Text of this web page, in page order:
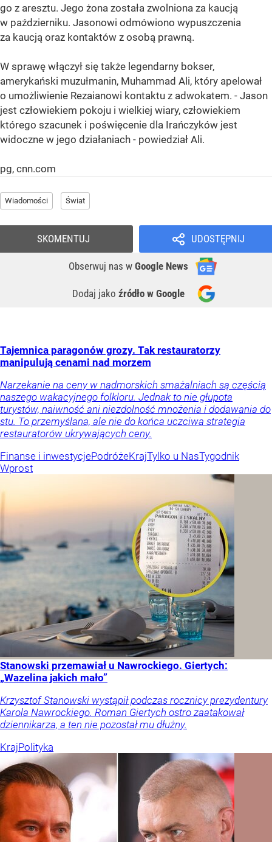
go z aresztu. Jego żona została zwolniona za kaucją
w październiku. Jasonowi odmówiono wypuszczenia
za kaucją oraz kontaktów z osobą prawną.
W sprawę włączył się także legendarny bokser,
amerykański muzułmanin, Muhammad Ali, który apelował
o umożliwienie Rezaianowi kontaktu z adwokatem. - Jason
jest człowiekiem pokoju i wielkiej wiary, człowiekiem
którego szacunek i poświęcenie dla Irańczyków jest
widoczne w jego działaniach - powiedział Ali.
pg, cnn.com
Wiadomości Świat
UDOSTĘPNIJ
Obserwuj nas w Google News
Dodaj jako źródło w Google
SKOMENTUJ
Tajemnica paragonów grozy. Tak restauratorzy
manipulują cenami nad morzem
Narzekanie na ceny w nadmorskich smażalniach są częścią
naszego wakacyjnego folkloru. Jednak to nie głupota
turystów, naiwność ani niezdolność mnożenia i dodawania do
stu. To przemyślana, ale nie do końca uczciwa strategia
restauratorów ukrywających ceny.
Finanse i inwestycjePodróżeKrajTylko u NasTygodnik
Wprost
Stanowski przemawiał u Nawrockiego. Giertych:
„Wazelina jakich mało”
Krzysztof Stanowski wystąpił podczas rocznicy prezydentury
Karola Nawrockiego. Roman Giertych ostro zaatakował
dziennikarza, a ten nie pozostał mu dłużny.
KrajPolityka